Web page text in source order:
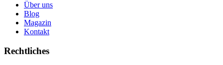
Über uns
Blog
Magazin
Kontakt
Rechtliches